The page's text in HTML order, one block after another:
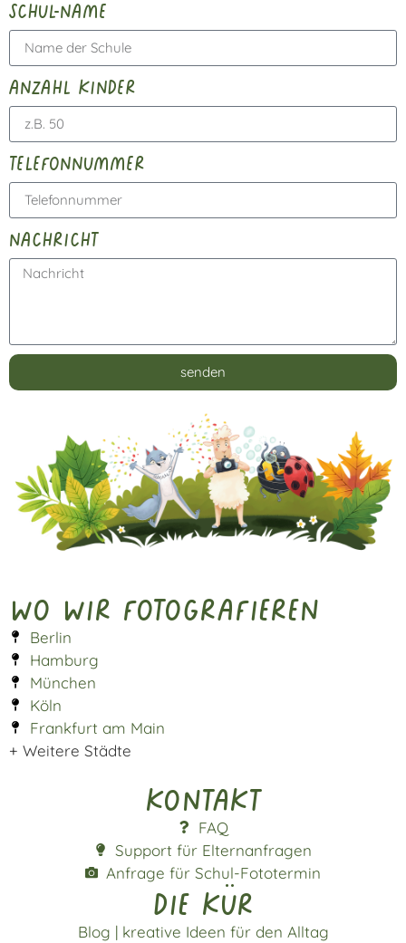
schul-name
anzahl kinder
telefonnummer
nachricht
senden
Wo wir fotografieren
Berlin
Hamburg
München
Köln
Frankfurt am Main
+ Weitere Städte
Kontakt
FAQ
Support für Elternanfragen
Anfrage für Schul-Fototermin
die kür
Blog | kreative Ideen für den Alltag